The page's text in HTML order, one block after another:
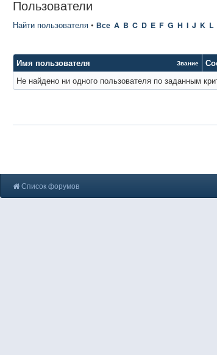
Пользователи
Найти пользователя • Все A B C D E F G H I J K L
Имя пользователя
Звание
Не найдено ни одного пользователя по заданным
Список форумов